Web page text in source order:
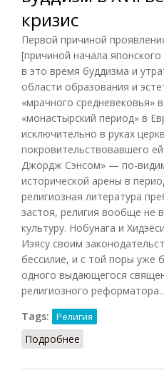
кризис
Первой причиной
[причиной начала
в это время буддизма и
области образования и
«мрачного средневековья»
«монастырский период» в
исключительно в руках
покровительствовавшего
Джордж Сэнсом» — по-
исторической арены в
религиозная литература
застоя, религия вообще не
культуру. Нобунага и
Иэясу своим
бессилие, и с той поры уже
одного выдающегося
религиозного реформатора...
Tags:
Религия
Подробнее